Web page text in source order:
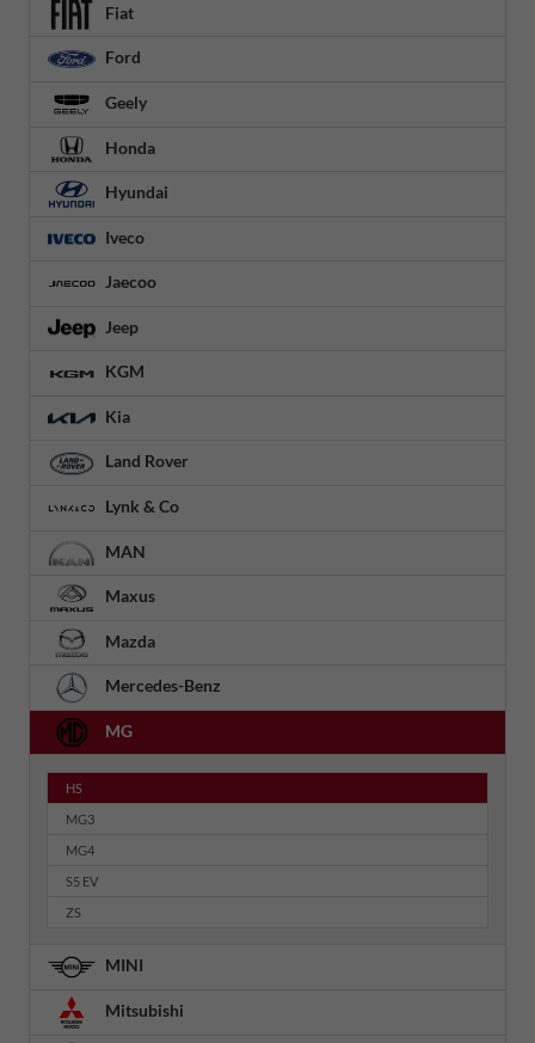
Fiat
Ford
Geely
Honda
Hyundai
Iveco
Jaecoo
Jeep
KGM
Kia
Land Rover
Lynk & Co
MAN
Maxus
Mazda
Mercedes-Benz
MG
HS
MG3
MG4
S5 EV
ZS
MINI
Mitsubishi